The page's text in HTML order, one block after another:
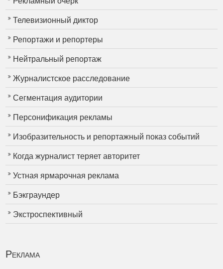
Телевизионный диктор
Репортажи и репортеры
Нейтральный репортаж
Журналистское расследование
Сегментация аудитории
Персонификация рекламы
Изобразительность и репортажный показ событий
Когда журналист теряет авторитет
Устная ярмарочная реклама
Бэкграундер
Экстроспективный
Реклама